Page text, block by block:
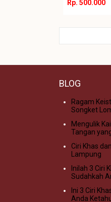
Rp. 500.000
BLOG
Ragam
Songket
Mengulik
Tangan
Ciri Khas
Lampung
Inilah 3 Ciri
Sudahkah
Ini 3 Ciri
Anda